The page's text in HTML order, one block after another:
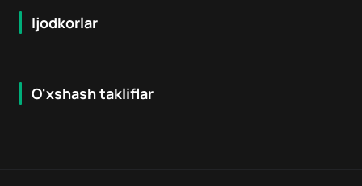
Ijodkorlar
O'xshash takliflar
18 + 5.8